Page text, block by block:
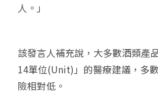
人。」
該發言人補充說，大多數酒類產
14單位(Unit)」的醫療建議，多
險相對低。